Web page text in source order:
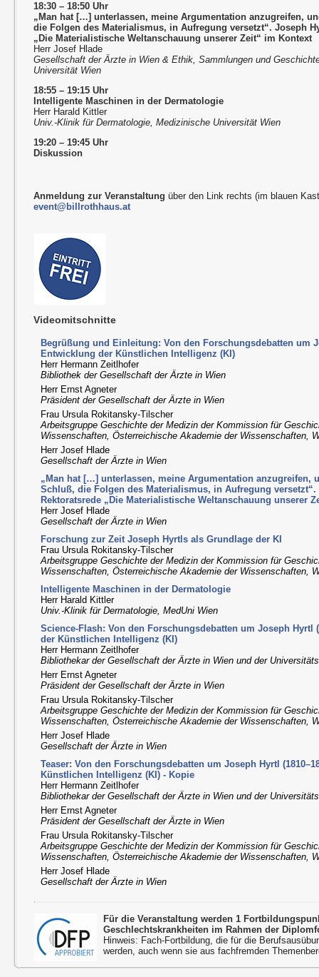
18:30 – 18:50 Uhr
„Man hat […] unterlassen, meine Argumentation anzugreifen,
die Folgen des Materialismus, in Aufregung versetzt“. Joseph
„Die Materialistische Weltanschauung unserer Zeit“ im Kontext
Herr Josef Hlade
Gesellschaft der Ärzte in Wien & Ethik, Sammlungen und
Universität Wien
18:55 – 19:15 Uhr
Intelligente Maschinen in der Dermatologie
Herr Harald Kittler
Univ.-Klinik für Dermatologie, Medizinische Universität Wien
19:20 – 19:45 Uhr
Diskussion
Anmeldung zur Veranstaltung über den Link rechts (im blauen
event@billrothhaus.at
Videomitschnitte
Begrüßung und Einleitung: Von den Forschungsdebatten um
Entwicklung der Künstlichen Intelligenz (KI)
Herr Hermann Zeitlhofer
Bibliothek der Gesellschaft der Ärzte in Wien
Herr Ernst Agneter
Präsident der Gesellschaft der Ärzte in Wien
Frau Ursula Rokitansky-Tilscher
Arbeitsgruppe Geschichte der Medizin der Kommission für
Wissenschaften, Österreichische Akademie der Wissenschaften,
Herr Josef Hlade
Gesellschaft der Ärzte in Wien
„Man hat […] unterlassen, meine Argumentation anzugreifen,
Schluß, die Folgen des Materialismus, in Aufregung versetzt“.
Rektoratsrede „Die Materialistische Weltanschauung unserer
Herr Josef Hlade
Gesellschaft der Ärzte in Wien
Forschung zur Zeit Joseph Hyrtls als Grundlage der KI
Frau Ursula Rokitansky-Tilscher
Arbeitsgruppe Geschichte der Medizin der Kommission für
Wissenschaften, Österreichische Akademie der Wissenschaften,
Intelligente Maschinen in der Dermatologie
Herr Harald Kittler
Univ.-Klinik für Dermatologie, MedUni Wien
Science-Flash: Von den Forschungsdebatten um Joseph Hyrtl
der Künstlichen Intelligenz (KI)
Herr Hermann Zeitlhofer
Bibliothekar der Gesellschaft der Ärzte in Wien und der
Herr Ernst Agneter
Präsident der Gesellschaft der Ärzte in Wien
Frau Ursula Rokitansky-Tilscher
Arbeitsgruppe Geschichte der Medizin der Kommission für
Wissenschaften, Österreichische Akademie der Wissenschaften,
Herr Josef Hlade
Gesellschaft der Ärzte in Wien
Teaser: Von den Forschungsdebatten um Joseph Hyrtl
Künstlichen Intelligenz (KI) - Kopie
Herr Hermann Zeitlhofer
Bibliothekar der Gesellschaft der Ärzte in Wien und der
Herr Ernst Agneter
Präsident der Gesellschaft der Ärzte in Wien
Frau Ursula Rokitansky-Tilscher
Arbeitsgruppe Geschichte der Medizin der Kommission für
Wissenschaften, Österreichische Akademie der Wissenschaften,
Herr Josef Hlade
Gesellschaft der Ärzte in Wien
Für die Veranstaltung werden 1
Geschlechtskrankheiten im Rahmen der
Hinweis: Fach-Fortbildung, die für die
werden, auch wenn sie aus fachfremden